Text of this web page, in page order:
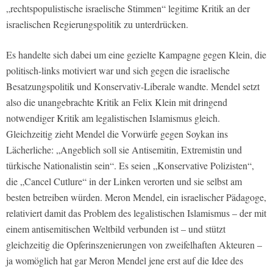
„rechtspopulistische israelische Stimmen“ legitime Kritik an der
israelischen Regierungspolitik zu unterdrücken.
Es handelte sich dabei um eine gezielte Kampagne gegen Klein, die
politisch-links motiviert war und sich gegen die israelische
Besatzungspolitik und Konservativ-Liberale wandte. Mendel setzt
also die unangebrachte Kritik an Felix Klein mit dringend
notwendiger Kritik am legalistischen Islamismus gleich.
Gleichzeitig zieht Mendel die Vorwürfe gegen Soykan ins
Lächerliche: „Angeblich soll sie Antisemitin, Extremistin und
türkische Nationalistin sein“. Es seien „Konservative Polizisten“,
die „Cancel Cutlure“ in der Linken verorten und sie selbst am
besten betreiben würden. Meron Mendel, ein israelischer Pädagoge,
relativiert damit das Problem des legalistischen Islamismus – der mit
einem antisemitischen Weltbild verbunden ist – und stützt
gleichzeitig die Opferinszenierungen von zweifelhaften Akteuren –
ja womöglich hat gar Meron Mendel jene erst auf die Idee des